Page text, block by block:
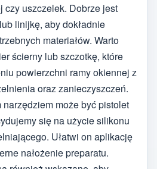
czy uszczelek. Dobrze jest
linijkę, aby dokładnie
materiałów. Warto
ścierny lub szczotkę, które
powierzchni ramy okiennej z
oraz zanieczyszczeń.
może być pistolet
się na użycie silikonu
Ułatwi on aplikację
nałożenie preparatu.